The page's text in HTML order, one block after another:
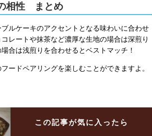
相性 まとめ
ルケーキのアクセントとなる味わいに合わせ
レートや抹茶など濃厚な生地の場合は深煎り
合は浅煎りを合わせるとベストマッチ！
ードペアリングを楽しむことができますよ。
この記事が気に入ったら